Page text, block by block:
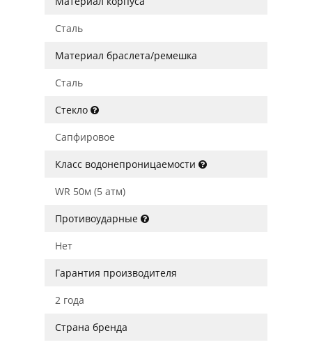
Сталь
Материал браслета/ремешка
Сталь
Стекло
Сапфировое
Класс водонепроницаемости
WR 50м (5 атм)
Противоударные
Нет
Гарантия производителя
2 года
Страна бренда